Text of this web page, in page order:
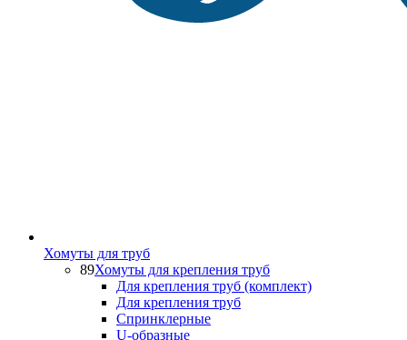
Хомуты для труб
89Хомуты для крепления труб
Для крепления труб (комплект)
Для крепления труб
Спринклерные
U-образные